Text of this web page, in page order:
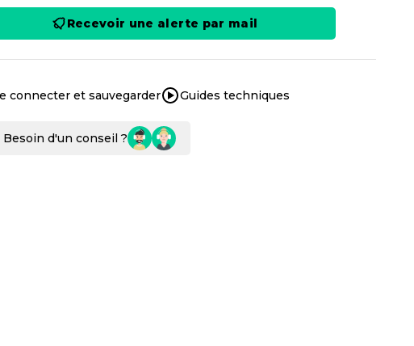
Recevoir une alerte par mail
connecter et sauvegarder Guides techniques
Besoin d'un conseil ?